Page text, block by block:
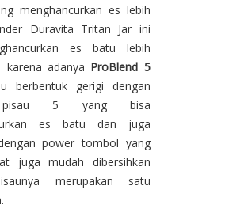
menghancurkan es lebih
Duravita Tritan Jar ini
es batu lebih
karena adanya ProBlend 5
berbentuk gerigi dengan
pisau 5 yang bisa
es batu dan juga
power tombol yang
juga mudah dibersihkan
merupakan satu